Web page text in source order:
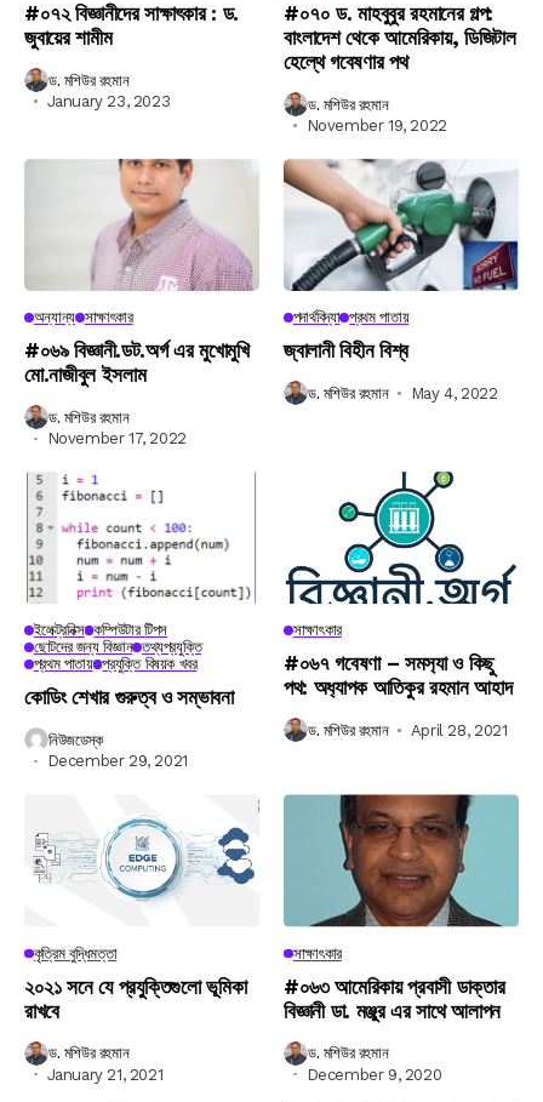
#০৭২ বিজ্ঞানীদের সাক্ষাৎকার : ড.
জুবায়ের শামীম
ড. মশিউর রহমান
January 23, 2023
#০৭০ ড. মাহবুবুর রহমানের গল্প:
বাংলাদেশ থেকে আমেরিকায়, ডিজিটাল
হেল্থে গবেষণার পথ
ড. মশিউর রহমান
November 19, 2022
অন্যান্য সাক্ষাৎকার
#০৬৯ বিজ্ঞানী.ডট.অর্গ এর মুখোমুখি
মো.নাজীবুল ইসলাম
ড. মশিউর রহমান
November 17, 2022
পদার্থবিদ্যা প্রথম পাতায়
জ্বালানী বিহীন বিশ্ব
ড. মশিউর রহমান May 4, 2022
ইলেক্ট্রনিক্স কম্পিউটার টিপস
ছোটদের জন্য বিজ্ঞান তথ্যপ্রযুক্তি
প্রথম পাতায় প্রযুক্তি বিষয়ক খবর
কোডিং শেখার গুরুত্ব ও সম্ভাবনা
নিউজডেস্ক
December 29, 2021
সাক্ষাৎকার
#০৬৭ গবেষণা – সমস‍্যা ও কিছু
পথ: অধ‍্যাপক আতিকুর রহমান আহাদ
ড. মশিউর রহমান April 28, 2021
কৃত্রিম বুদ্ধিমত্তা
২০২১ সনে যে প্রযুক্তিগুলো ভূমিকা
রাখবে
ড. মশিউর রহমান
January 21, 2021
সাক্ষাৎকার
#০৬৩ আমেরিকায় প্রবাসী ডাক্তার
বিজ্ঞানী ডা. মঞ্জুর এর সাথে আলাপন
ড. মশিউর রহমান
December 9, 2020